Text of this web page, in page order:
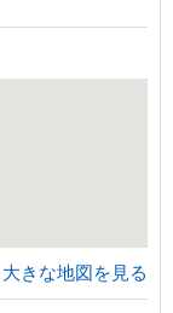
大きな地図を見る